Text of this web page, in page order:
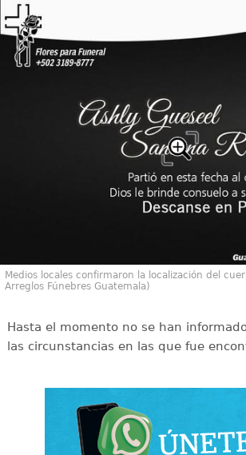
Medios locales confirmaron la localización del
Arreglos Fúnebres Guatemala)
Hasta el momento no se han
las circunstancias en las que fue